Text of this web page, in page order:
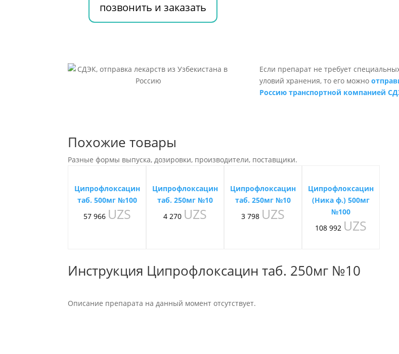
позвонить и заказать
Если препарат не требует
уловий хранения, то его можно
Россию транспортной компанией
Похожие товары
Разные формы выпуска, дозировки, производители, поставщики.
Ципрофлоксацин
таб. 500мг №100
57 966 UZS
Ципрофлоксацин
таб. 250мг №10
4 270 UZS
Ципрофлоксацин
таб. 250мг №10
3 798 UZS
Ципрофлоксацин
(Ника ф.) 500мг
№100
108 992 UZS
Инструкция Ципрофлоксацин таб. 250мг №10
Описание препарата на данный момент отсутствует.